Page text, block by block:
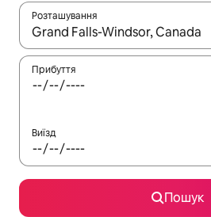
Розташування
Отримавши результати пошуку,
Прибуття
Виїзд
Пошук